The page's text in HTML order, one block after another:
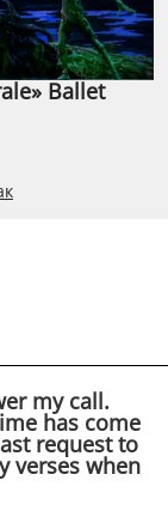
Ballet
my call.
has come
request to
verses when